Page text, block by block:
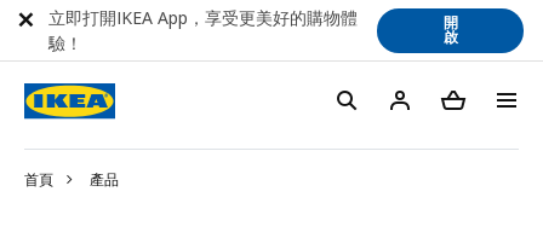
首頁 產品
立即打開IKEA App，享受更美好的購物體
驗！
開
啟